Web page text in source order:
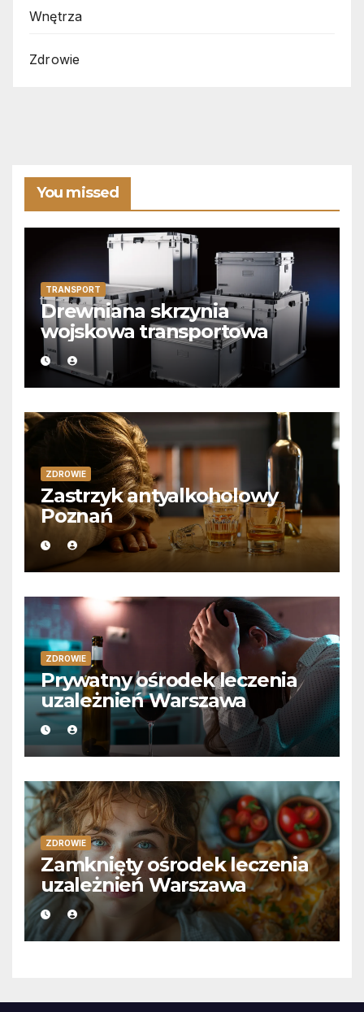
Wnętrza
Zdrowie
You missed
TRANSPORT
Drewniana skrzynia
wojskowa transportowa
ZDROWIE
Zastrzyk antyalkoholowy
Poznań
ZDROWIE
Prywatny ośrodek leczenia
uzależnień Warszawa
ZDROWIE
Zamknięty ośrodek leczenia
uzależnień Warszawa